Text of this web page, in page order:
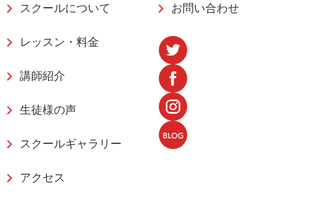
スクールについて
レッスン・料金
講師紹介
生徒様の声
スクールギャラリー
アクセス
お問い合わせ